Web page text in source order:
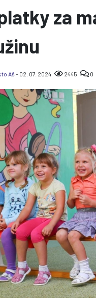
za
Aš - 02. 07. 2024 2445 0